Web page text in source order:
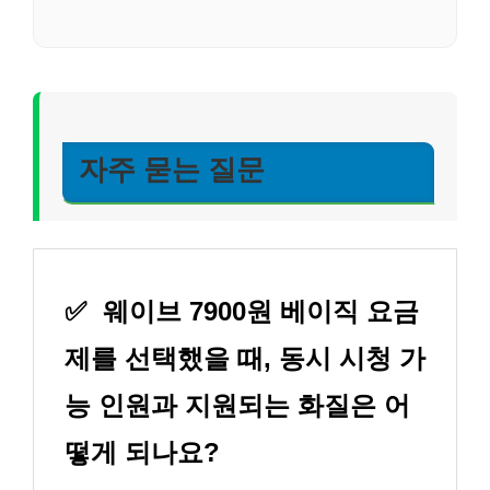
자주 묻는 질문
✅ 웨이브 7900원 베이직 요금
제를 선택했을 때, 동시 시청 가
능 인원과 지원되는 화질은 어
떻게 되나요?